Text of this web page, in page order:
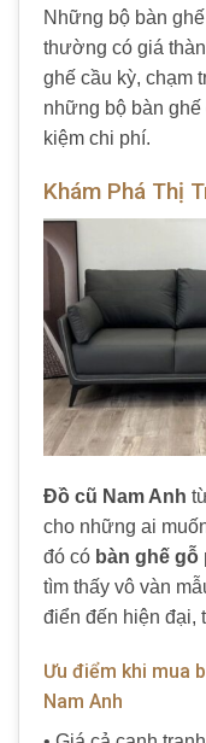
Những bộ bàn
thường có giá
ghế cầu kỳ, chạm
những bộ bàn
kiệm chi phí.
Khám Phá Thị
Đồ cũ Nam Anh
cho những ai
đó có bàn ghế
tìm thấy vô vàn
điển đến hiện đại,
Ưu điểm khi mua
Nam Anh